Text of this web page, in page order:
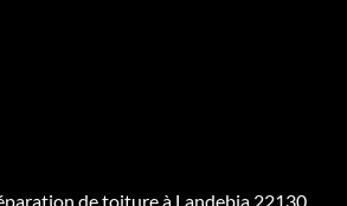
de toiture à Landebia 22130